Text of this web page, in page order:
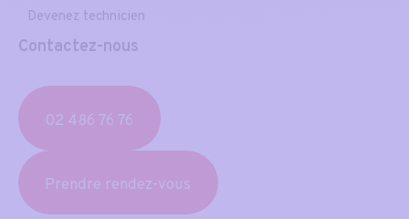
Devenez technicien
Contactez-nous
02 486 76 76
Prendre rendez-vous